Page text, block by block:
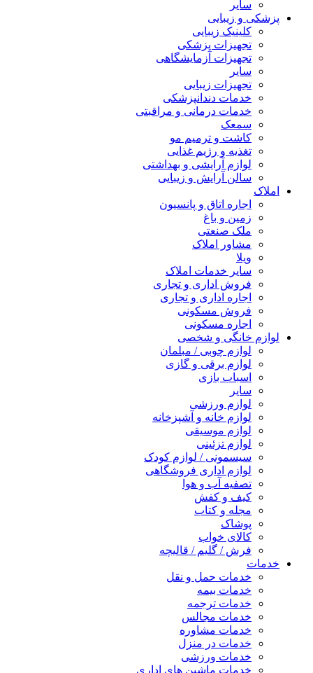
سایر
پزشکی و زیبایی
کلینیک زیبایی
تجهیزات پزشکی
تجهیزات آزمایشگاهی
سایر
تجهیزات زیبایی
خدمات دندانپزشکی
خدمات درمانی و مراقبتی
سمعک
کاشت و ترمیم مو
تغذیه و رژیم غذایی
لوازم آرایشی و بهداشتی
سالن آرایش و زیبایی
املاک
اجاره اتاق و پانسیون
زمین و باغ
ملک صنعتی
مشاور املاک
ویلا
سایر خدمات املاک
فروش اداری و تجاری
اجاره اداری و تجاری
فروش مسکونی
اجاره مسکونی
لوازم خانگی و شخصی
لوازم چوبی / مبلمان
لوازم برقی و گازی
اسباب بازی
سایر
لوازم ورزشی
لوازم خانه و آشپزخانه
لوازم موسیقی
لوازم تزئینی
سیسمونی / لوازم کودک
لوازم اداری فروشگاهی
تصفیه آب و هوا
کیف و کفش
مجله و کتاب
پوشاک
کالای خواب
فرش / گلیم / قالیچه
خدمات
خدمات حمل و نقل
خدمات بیمه
خدمات ترجمه
خدمات مجالس
خدمات مشاوره
خدمات در منزل
خدمات ورزشی
خدمات ماشین های اداری